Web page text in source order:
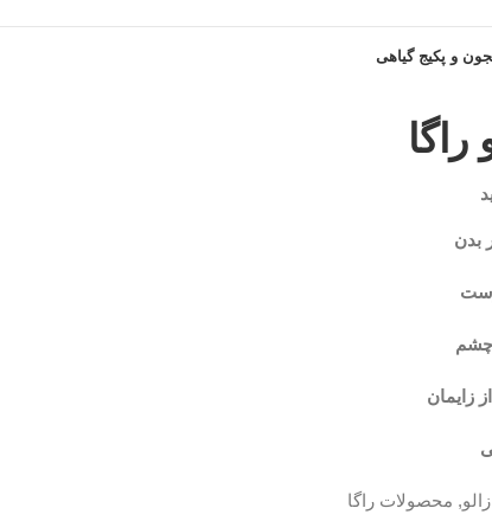
و پکیج گیاهی
بدن
چشم
زایمان
, محصولات راگا